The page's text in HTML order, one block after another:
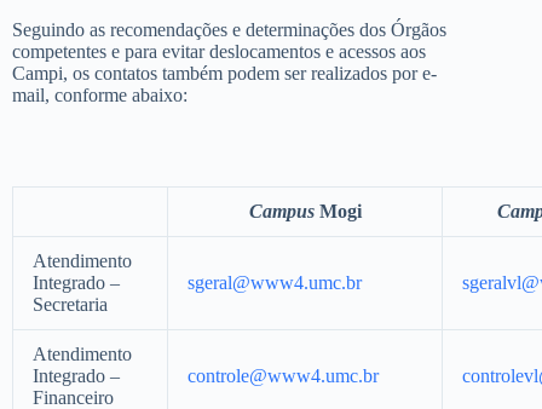
Seguindo as recomendações e determinações dos Órgãos
competentes e para evitar deslocamentos e acessos aos
Campi, os contatos também podem ser realizados por e-
mail, conforme abaixo:
CampusMogi
Atendimento
Integrado –
Secretaria
sgeral@www4.umc.br
Atendimento
Integrado –
Financeiro
controle@www4.umc.br